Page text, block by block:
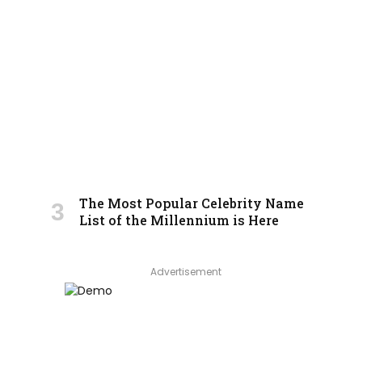
The Most Popular Celebrity Name
List of the Millennium is Here
Advertisement